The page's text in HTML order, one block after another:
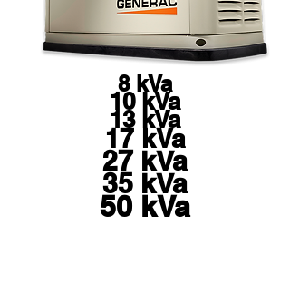
8 kVa
10 kVa
13 kVa
17 kVa
27 kVa
35 kVa
50 kVa